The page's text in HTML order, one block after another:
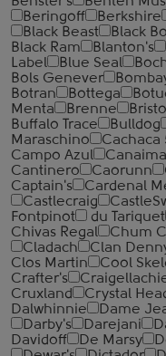
Beringoff
Berkshire
Black Beast
Black
Black Ram
Blanton's
Label
Blue Seal
Bols Genever
Botran
Bottega
Menta
Brenne
Buffalo Trace
Bulldog
Maraschino
Cachaca
Campo Azul
Canaima
Cantinero
Caorunn
Captain's
Cardenal
Castlecraig
Fontpinot
du Tariquet
Chivas Regal
Chum
Cladach
Clan
Clos Martin
Cool
Crafter's
Cruxland
Crystal
Dalwhinnie
Dame
Darby's
Darejani
Davidoff
De Marsy